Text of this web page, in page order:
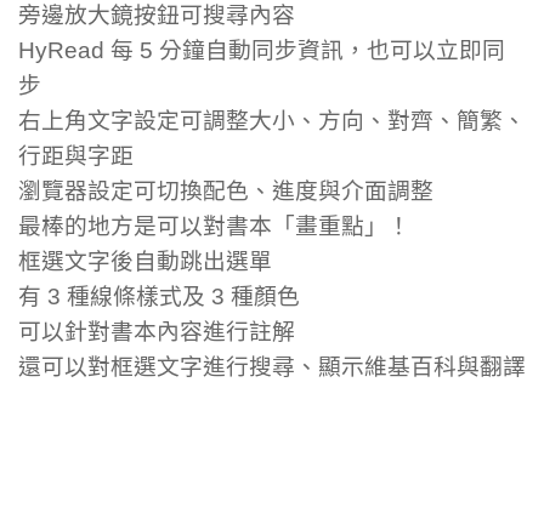
旁邊放大鏡按鈕可搜尋內容
HyRead 每 5 分鐘自動同步資訊，也可以立即同
步
右上角文字設定可調整大小、方向、對齊、簡繁、
行距與字距
瀏覽器設定可切換配色、進度與介面調整
最棒的地方是可以對書本「畫重點」！
框選文字後自動跳出選單
有 3 種線條樣式及 3 種顏色
可以針對書本內容進行註解
還可以對框選文字進行搜尋、顯示維基百科與翻譯